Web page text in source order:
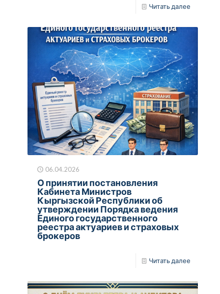
Читать далее
06.04.2026
О принятии постановления
Кабинета Министров
Кыргызской Республики об
утверждении Порядка ведения
Единого государственного
реестра актуариев и страховых
брокеров
Читать далее